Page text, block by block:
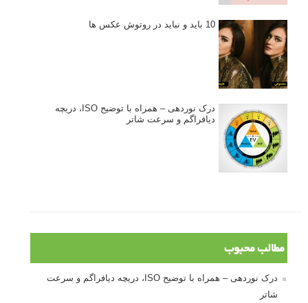
10 باید و نباید در روتوش عکس ها
درک نوردهی – همراه با توضیح ISO، دریچه
دیافراگم و سرعت شاتر
مطالب محبوب
درک نوردهی – همراه با توضیح ISO، دریچه دیافراگم و سرعت
شاتر